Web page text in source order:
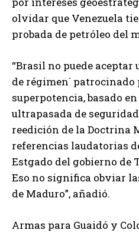
olvidar que Venezuela
probada de petróleo del
“Brasil no puede aceptar
de régimen´
superpotencia, basado
ultrapasada de
reedición de la Doctrina
referencias laudatorias
Estgado del gobierno de
Eso no significa obviar
de Maduro”, añadió.
Armas para Guaidó y